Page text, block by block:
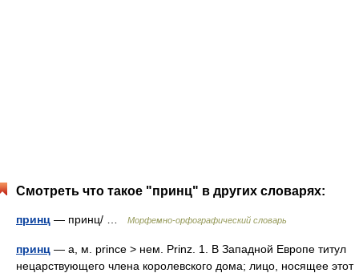
Смотреть что такое "принц" в других словарях:
принц — принц/ … Морфемно-орфографический словарь
принц — а, м. prince > нем. Prinz. 1. В Западной Европе титул
нецарствующего члена королевского дома; лицо, носящее этот